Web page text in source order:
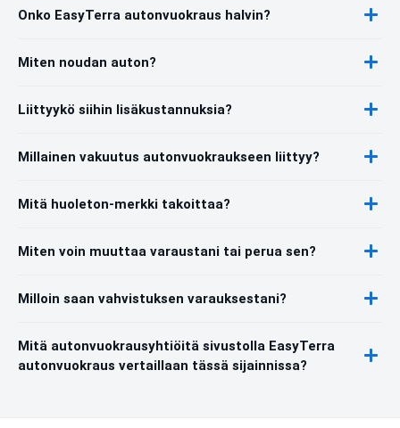
Onko EasyTerra autonvuokraus halvin?
Miten noudan auton?
Liittyykö siihin lisäkustannuksia?
Millainen vakuutus autonvuokraukseen liittyy?
Mitä huoleton-merkki takoittaa?
Miten voin muuttaa varaustani tai perua sen?
Milloin saan vahvistuksen varauksestani?
Mitä autonvuokrausyhtiöitä sivustolla EasyTerra
autonvuokraus vertaillaan tässä sijainnissa?